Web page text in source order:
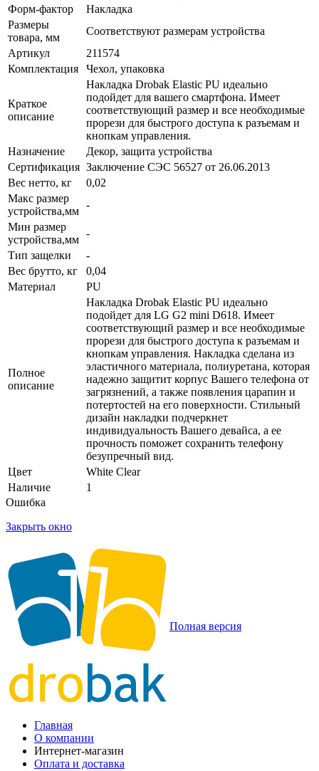
Форм-фактор
Накладка
Размеры
товара, мм
Соответствуют размерам устройства
Артикул
211574
Комплектация
Чехол, упаковка
Краткое
описание
Накладка Drobak Elastic PU идеально
подойдет для вашего смартфона. Имеет
соответствующий размер и все необходимые
прорези для быстрого доступа к разъемам и
кнопкам управления.
Назначение
Декор, защита устройства
Сертификация Заключение СЭС 56527 от 26.06.2013
Вес нетто, кг
0,02
Макс размер
устройства,мм
-
Мин размер
устройства,мм
-
Тип защелки
-
Вес брутто, кг
0,04
Материал
PU
Полное
описание
Накладка Drobak Elastic PU идеально
подойдет для LG G2 mini D618. Имеет
соответствующий размер и все необходимые
прорези для быстрого доступа к разъемам и
кнопкам управления. Накладка сделана из
эластичного материала, полиуретана, которая
надежно защитит корпус Вашего телефона от
загрязнений, а также появления царапин и
потертостей на его поверхности. Стильный
дизайн накладки подчеркнет
индивидуальность Вашего девайса, а ее
прочность поможет сохранить телефону
безупречный вид.
Цвет
White Clear
Наличие
1
Ошибка
Закрыть окно
Полная версия
Главная
О компании
Интернет-магазин
Оплата и доставка